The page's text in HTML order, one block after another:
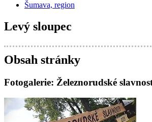
Šumava, region
Levý sloupec
Obsah stránky
Fotogalerie: Železnorudské